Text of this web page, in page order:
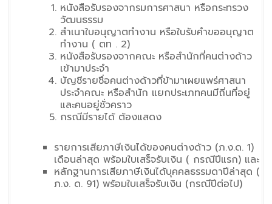
หนังสือรับรองจากรมการศาสนา หรือกระทรวง
วัฒนธรรม
สำเนาใบอนุญาตทำงาน หรือใบรับคำขออนุญาต
ทำงาน ( ตท . 2)
หนังสือรับรองจากคณะ หรือสำนักที่คนต่างด้าว
เข้ามาประจำ
บัญชีรายชื่อคนต่างด้าวที่ข้ามาเผยแพร่ศาสนา
ประจำคณะ หรือสำนัก แยกประเภทคนมีถิ่นที่อยู่
และคนอยู่ชั่วคราว
กรณีมีรายได้ ต้องแสดง
รายการเสียภาษีเงินได้ของคนต่างด้าว (ภ.ง.ด. 1)
เดือนล่าสุด พร้อมใบเสร็จรับเงิน ( กรณีปีแรก) และ
หลักฐานการเสียภาษีเงินได้บุคคลธรรมดาปีล่าสุด (
ภ.ง. ด. 91) พร้อมใบเสร็จรับเงิน (กรณีปีต่อไป)